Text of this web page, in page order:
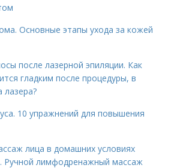
Основные этапы ухода за кожей
после лазерной эпиляции. Как
гладким после процедуры, в
лазера?
10 упражнений для повышения
лица в домашних условиях
Ручной лимфодренажный массаж